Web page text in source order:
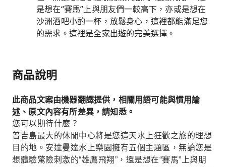
是想在“賽馬”上與朋友們一較高下，亦或是想在
沙洲酒吧小酌一杯，放鬆身心，這裡都能滿足您
的需求。這裡是全家出遊的完美選擇。
商品說明
此商品文案由機器翻譯提供，相關用語可能與慣用論
述、原文內容有所差異，請知悉。
您可以期待什麼？
普吉島最大的休閒中心將是您這天水上狂歡之旅的理想
目的地。安達曼達水上樂園擁有五個主題區，無論您是
想體驗驚險刺激的“雄鷹飛翔”，還是想在“賽馬”上與朋